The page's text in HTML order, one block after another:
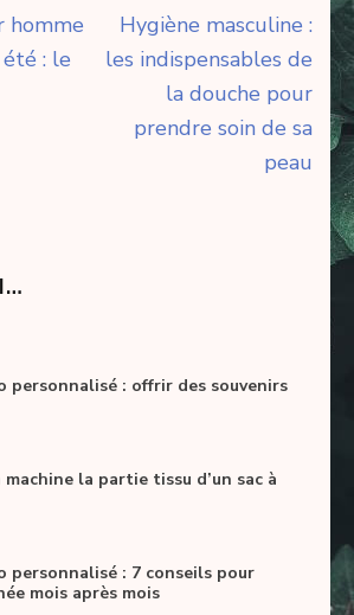
homme
: le
Hygiène masculine :
les indispensables de
la douche pour
prendre soin de sa
peau
personnalisé : offrir des souvenirs
la partie tissu d’un sac à
personnalisé : 7 conseils pour
mois après mois